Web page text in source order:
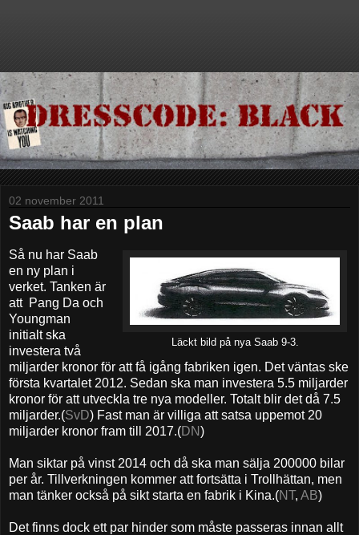
02 november 2011
Saab har en plan
Läckt bild på nya Saab 9-3.
Så nu har Saab
en ny plan i
verket. Tanken är
att Pang Da och
Youngman
initialt ska
investera två
miljarder kronor för att få igång fabriken igen. Det väntas ske
första kvartalet 2012. Sedan ska man investera 5.5 miljarder
kronor för att utveckla tre nya modeller. Totalt blir det då 7.5
miljarder.(SvD) Fast man är villiga att satsa uppemot 20
miljarder kronor fram till 2017.(DN)
Man siktar på vinst 2014 och då ska man sälja 200000 bilar
per år. Tillverkningen kommer att fortsätta i Trollhättan, men
man tänker också på sikt starta en fabrik i Kina.(NT, AB)
Det finns dock ett par hinder som måste passeras innan allt